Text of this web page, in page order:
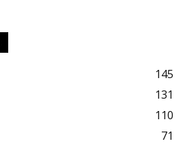
145
131
110
71